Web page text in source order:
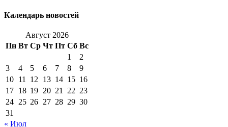
Календарь новостей
Август 2026
Пн Вт Ср Чт Пт Сб Вс
1
2
3
4 5 6 7 8
9
10 11 12 13 14 15 16
17 18 19 20 21 22 23
24 25 26 27 28 29 30
31
« Июл